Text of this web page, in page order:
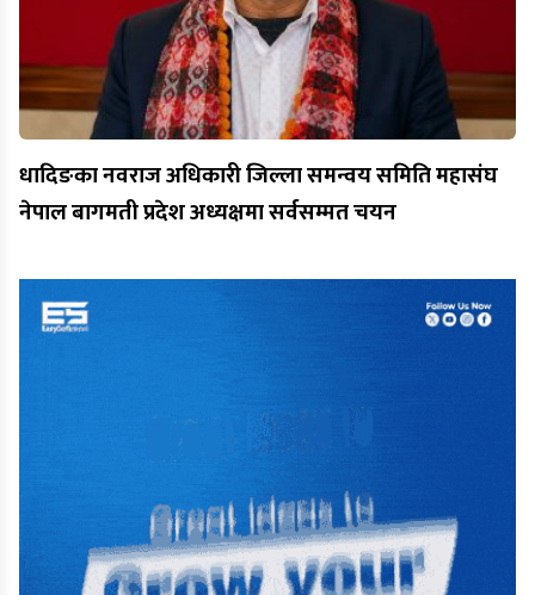
धादिङका नवराज अधिकारी जिल्ला समन्वय समिति महासंघ
नेपाल बागमती प्रदेश अध्यक्षमा सर्वसम्मत चयन